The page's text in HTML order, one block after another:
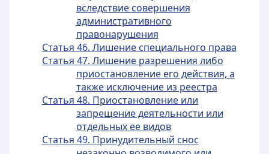
вследствие совершения
административного
правонарушения
Статья 46. Лишение специального права
Статья 47. Лишение разрешения либо
приостановление его действия, а
также исключение из реестра
Статья 48. Приостановление или
запрещение деятельности или
отдельных ее видов
Статья 49. Принудительный снос